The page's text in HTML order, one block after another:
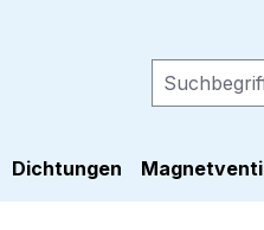
Dichtungen